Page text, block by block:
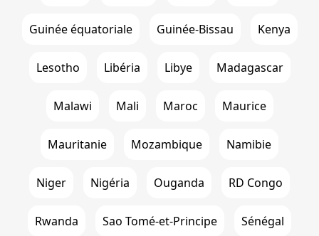
Guinée équatoriale Guinée-Bissau Kenya
Lesotho Libéria Libye Madagascar
Malawi Mali Maroc Maurice
Mauritanie Mozambique Namibie
Niger Nigéria Ouganda RD Congo
Rwanda Sao Tomé-et-Principe Sénégal